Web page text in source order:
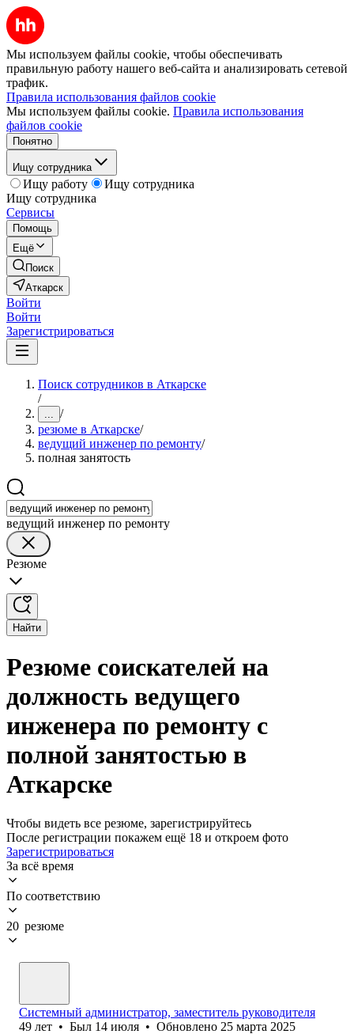
Мы используем файлы cookie, чтобы обеспечивать
правильную работу нашего веб-сайта и анализировать сетевой
трафик.
Правила использования файлов cookie
Мы используем файлы cookie. Правила использования
файлов cookie
Понятно
Ищу сотрудника
Ищу работу
Ищу сотрудника
Ищу сотрудника
Сервисы
Помощь
Ещё
Поиск
Аткарск
Войти
Войти
Зарегистрироваться
Поиск сотрудников в Аткарске
/
... /
резюме в Аткарске/
ведущий инженер по ремонту/
полная занятость
ведущий инженер по ремонту
Резюме
Найти
Резюме соискателей на
должность ведущего
инженера по ремонту с
полной занятостью в
Аткарске
Чтобы видеть все резюме, зарегистрируйтесь
После регистрации покажем ещё 18 и откроем фото
Зарегистрироваться
За всё время
По соответствию
20 резюме
Системный администратор, заместитель руководителя
49 лет • Был 14 июля • Обновлено 25 марта 2025